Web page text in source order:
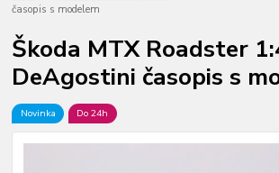
časopis s modelem
Škoda MTX Roadster
DeAgostini časopis s
Novinka Do 24h